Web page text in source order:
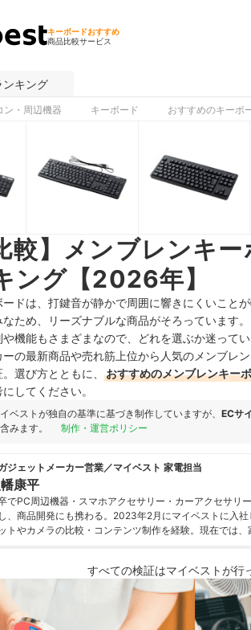
キーボードおすすめ
商品比較サービス
ンキング
ン・周辺機器 キーボード おすすめのキーボ
較】メンブレンキ
ング【2026年】
ードは、打鍵音が静かで周囲に響きにくいこと
ため、リーズナブルな商品がそろっています
機能もさまざまなので、どれを選ぶか迷って
の最新商品や売れ筋上位から人気のメンブレ
選び方とともに、
おすすめのメンブレンキー
してください。
ベストが独自の基準に基づき制作していますが、 ECサ
みます。
制作・運営ポリシー
ジェットメーカー営業／マイベスト 家電担当
康平
でPC周辺機器・スマホアクセサリー・カーアクセサリ
、商品開発にも携わる。2023年2月にマイベストに入
トやカメラの比較・コンテンツ制作を経験。現在では
八幡康平のプロフィールすべての検証はマイベストが行